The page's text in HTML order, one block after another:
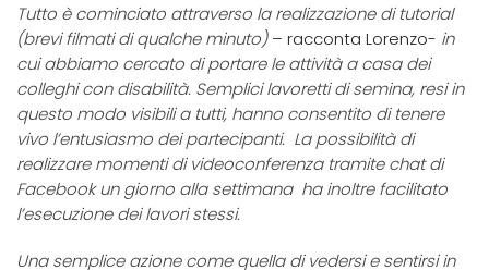
Tutto è cominciato attraverso la realizzazione di tutorial
(brevi filmati di qualche minuto)– racconta Lorenzo- in
cui abbiamo cercato di portare le attività a casa dei
colleghi con disabilità. Semplici lavoretti di semina, resi in
questo modo visibili a tutti, hanno consentito di tenere
vivo l’entusiasmo dei partecipanti. La possibilità di
realizzare momenti di videoconferenza tramite chat di
Facebook un giorno alla settimana ha inoltre facilitato
l’esecuzione dei lavori stessi.
Una semplice azione come quella di vedersi e sentirsi in